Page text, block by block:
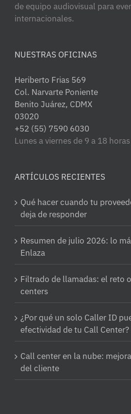
de equipo audiovisual para
internacionales.
NUESTRAS OFICINAS
Heriberto Frias 569
Col. Narvarte Poniente
Benito Juárez, CDMX
03020
+52 (55) 7590 6030
Lunes a viernes de 9 a 18 horas
ARTÍCULOS RECIENTES
Qué hacer cuando tu
deja de responder
Resumen de julio 2026: lo
Enlaza
Filtrado de llamadas: el reto
centers
¿Por qué un solo Caller ID
efectividad de tu Call Center?
Call center en la nube:
del cliente